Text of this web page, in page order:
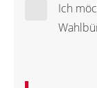
Ich